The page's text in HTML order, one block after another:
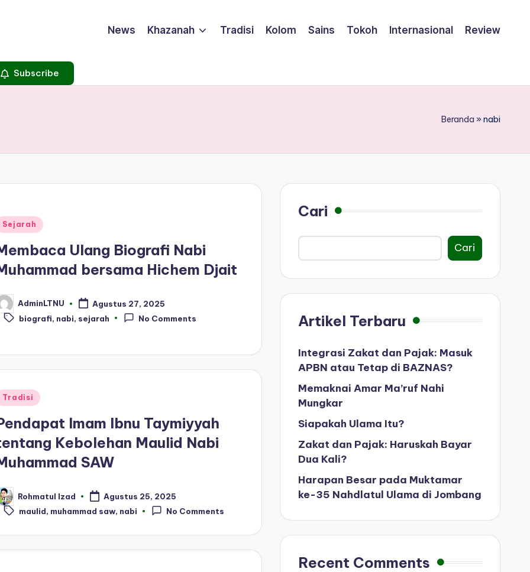
News Khazanah Tradisi Kolom Sains Tokoh Internasional Review
Subscribe
Beranda »nabi
Sejarah
Ulang Biografi Nabi
bersama Hichem Djait
AdminLTNU Agustus 27, 2025
Tags:
biografi, nabi, sejarah No Comments
Tradisi
Imam Ibnu Taymiyyah
Kebolehan Maulid Nabi
SAW
Rohmatul Izad Agustus 25, 2025
Tags:
maulid , muhammad saw, nabi No Comments
Cari
Cari
Artikel Terbaru
Integrasi Zakat dan Pajak: Masuk
APBN atau Tetap di BAZNAS?
Memaknai Amar Ma’ruf Nahi
Mungkar
Siapakah Ulama Itu?
Zakat dan Pajak: Haruskah Bayar
Dua Kali?
Harapan Besar pada Muktamar
ke-35 Nahdlatul Ulama di Jombang
Recent Comments